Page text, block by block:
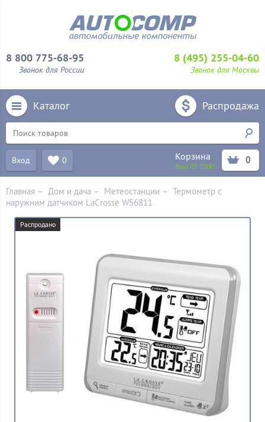
8 800 775-68-95
Звонок для России
8 (495) 255-04-60
Звонок для Москвы
Каталог Распродажа
Вход 0 Корзина
Ваш ID: 5500
0
Главная – Дом и дача – Метеостанции – Термометр с
наружним датчиком LaCrosse WS6811
Распродано